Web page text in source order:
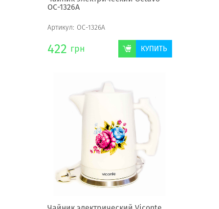
OC-1326A
Артикул: OC-1326A
422 грн КУПИТЬ